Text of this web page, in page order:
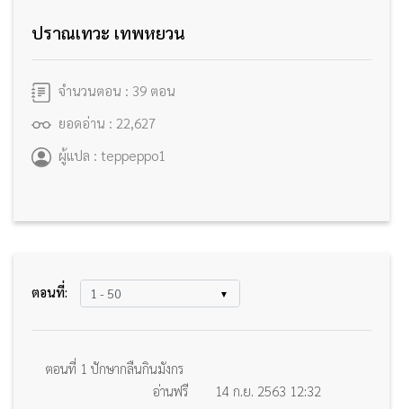
ปราณเทวะ เทพหยวน
จำนวนตอน : 39 ตอน
ยอดอ่าน : 22,627
ผู้แปล : teppeppo1
ตอนที่:
ตอนที่ 1 ปักษากลืนกินมังกร
อ่านฟรี
14 ก.ย. 2563 12:32